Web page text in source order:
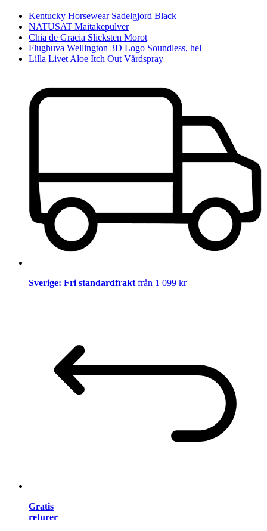
Kentucky Horsewear Sadelgjord Black
NATUSAT Maitakepulver
Chia de Gracia Slicksten Morot
Flughuva Wellington 3D Logo Soundless, hel
Lilla Livet Aloe Itch Out Vårdspray
Sverige: Fri standardfrakt från 1 099 kr
Gratis
returer